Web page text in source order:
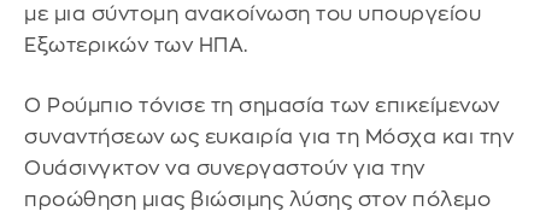
με μια σύντομη ανακοίνωση του υπουργείου
Εξωτερικών των ΗΠΑ.
Ο Ρούμπιο τόνισε τη σημασία των επικείμενων
συναντήσεων ως ευκαιρία για τη Μόσχα και την
Ουάσινγκτον να συνεργαστούν για την
προώθηση μιας βιώσιμης λύσης στον πόλεμο